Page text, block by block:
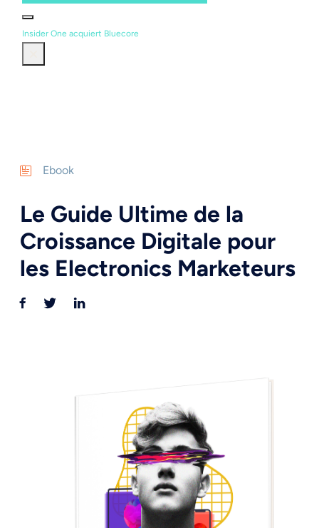
Insider One acquiert Bluecore
Ebook
Le Guide Ultime de la
Croissance Digitale pour
les Electronics Marketeurs